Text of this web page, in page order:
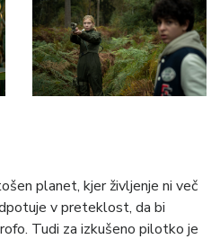
planet, kjer življenje ni več
v preteklost, da bi
Tudi za izkušeno pilotko je